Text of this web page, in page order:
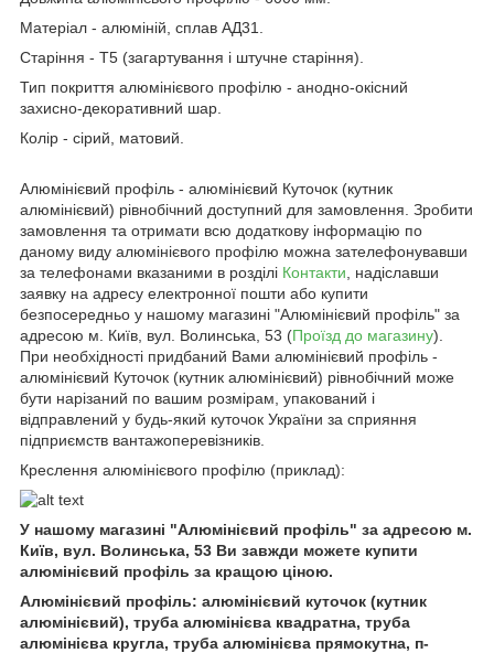
Матеріал - алюміній, сплав АД31.
Старіння - Т5 (загартування і штучне старіння).
Тип покриття алюмінієвого профілю - анодно-окісний
захисно-декоративний шар.
Колір - сірий, матовий.
Алюмінієвий профіль - алюмінієвий Куточок (кутник
алюмінієвий) рівнобічний доступний для замовлення. Зробити
замовлення та отримати всю додаткову інформацію по
даному виду алюмінієвого профілю можна зателефонувавши
за телефонами вказаними в розділі Контакти , надіславши
заявку на адресу електронної пошти або купити
безпосередньо у нашому магазині "Алюмінієвий профіль" за
адресою м. Київ, вул. Волинська, 53 (Проїзд до магазину).
При необхідності придбаний Вами алюмінієвий профіль -
алюмінієвий Куточок (кутник алюмінієвий) рівнобічний може
бути нарізаний по вашим розмірам, упакований і
відправлений у будь-який куточок України за сприяння
підприємств вантажоперевізників.
Креслення алюмінієвого профілю (приклад):
У нашому магазині "Алюмінієвий профіль" за адресою м.
Київ, вул. Волинська, 53 Ви завжди можете купити
алюмінієвий профіль за кращою ціною.
Алюмінієвий профіль: алюмінієвий куточок (кутник
алюмінієвий), труба алюмінієва квадратна, труба
алюмінієва кругла, труба алюмінієва прямокутна, п-